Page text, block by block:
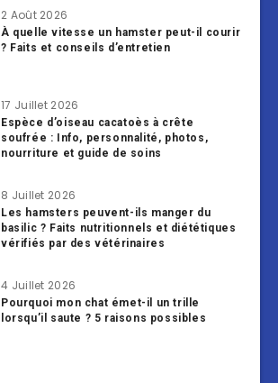
2 Août 2026
À quelle vitesse un hamster peut-il courir
? Faits et conseils d’entretien
17 Juillet 2026
Espèce d’oiseau cacatoès à crête
soufrée : Info, personnalité, photos,
nourriture et guide de soins
8 Juillet 2026
Les hamsters peuvent-ils manger du
basilic ? Faits nutritionnels et diététiques
vérifiés par des vétérinaires
4 Juillet 2026
Pourquoi mon chat émet-il un trille
lorsqu’il saute ? 5 raisons possibles